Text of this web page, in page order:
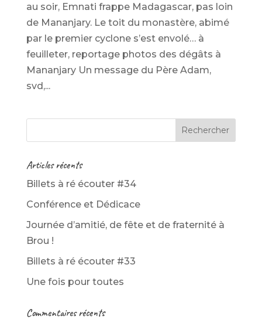
au soir, Emnati frappe Madagascar, pas loin
de Mananjary. Le toit du monastère, abimé
par le premier cyclone s’est envolé… à
feuilleter, reportage photos des dégâts à
Mananjary Un message du Père Adam,
svd,...
Articles récents
Billets à ré écouter #34
Conférence et Dédicace
Journée d’amitié, de fête et de fraternité à
Brou !
Billets à ré écouter #33
Une fois pour toutes
Commentaires récents